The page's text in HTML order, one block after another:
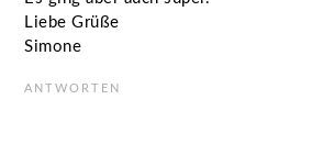
Liebe Grüße
Simone
ANTWORTEN